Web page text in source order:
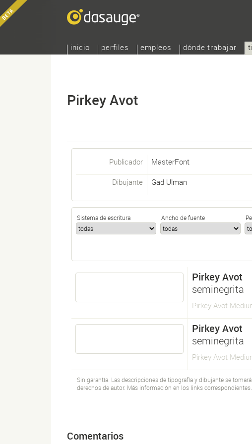
inicio perfiles empleos dónde trabajar
Pirkey Avot
Publicador MasterFont
Dibujante Gad Ulman
Sistema de escritura Ancho de fuente
Pirkey Avot
seminegrita
Pirkey Avot
Pirkey Avot
seminegrita
Pirkey Avot
Sin garantía. Las descripciones de tipografía y dibujante se
derechos de autor. Más información en los links correspondientes.
Comentarios